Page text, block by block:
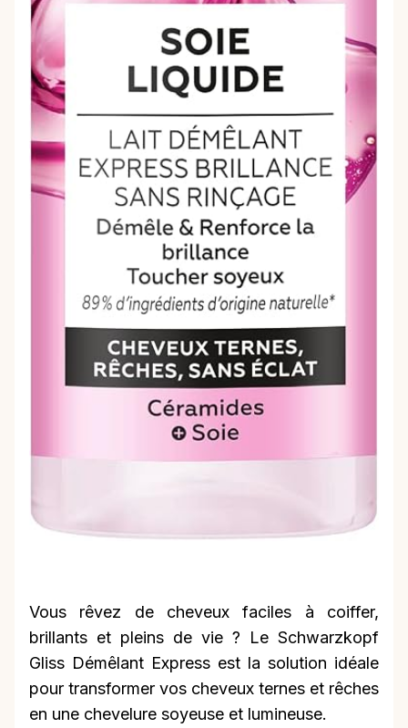
Vous rêvez de cheveux faciles à coiffer,
brillants et pleins de vie ? Le Schwarzkopf
Gliss Démêlant Express est la solution idéale
pour transformer vos cheveux ternes et rêches
en une chevelure soyeuse et lumineuse.